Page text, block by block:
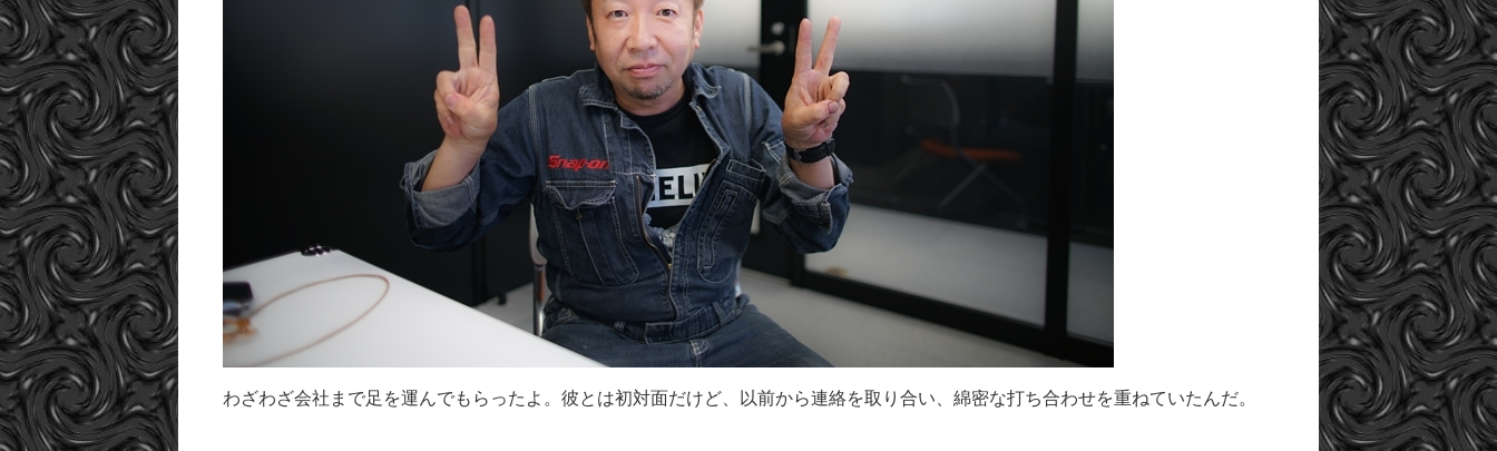
わざわざ会社まで足を運んでもらったよ。彼とは初対面だけど、以前から連絡を取り合い、綿密な打ち合わせを重ねていたんだ。